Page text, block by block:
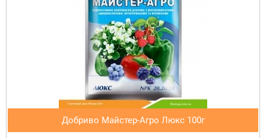
Добриво Майстер-Агро Люкс 100г